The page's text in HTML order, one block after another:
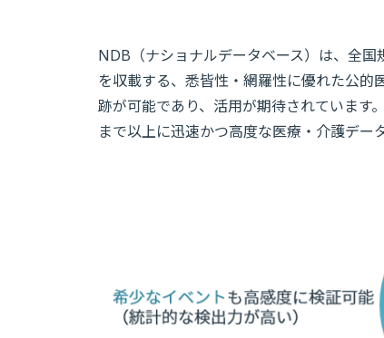
NDB（ナショナルデータベース）は、全
を収載する、悉皆性・網羅性に優れた公
跡が可能であり、活用が期待されています
まで以上に迅速かつ高度な医療・介護デー